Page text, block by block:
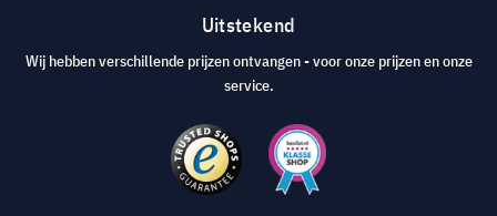
Uitstekend
Wij hebben verschillende prijzen ontvangen - voor onze prijzen en onze
service.